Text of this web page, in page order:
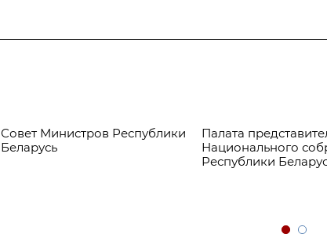
Совет Министров Республики
Беларусь
Палата
Национального
Республики